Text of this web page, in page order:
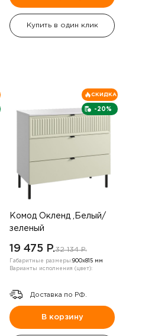
Купить в один клик
-20%
СКИДКА
Комод Окленд ,Белый/
зеленый
19 475 P.32 134 P.
Габаритные размеры:900х815 мм
Варианты исполнения (цвет):
Доставка по РФ.
В корзину